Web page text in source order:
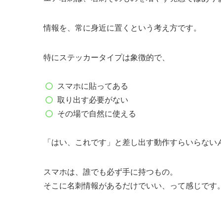
情報を、常に身近に置くという考え方です。
特にステッカータイプは象徴的で、
スマホに貼ってある
取り出す必要がない
その場で自然に使える
「はい、これです」と差し出す動作すらいらない
スマホは、誰でも必ず手に持つもの。
そこに名刺情報があるだけでいい、って感じです。